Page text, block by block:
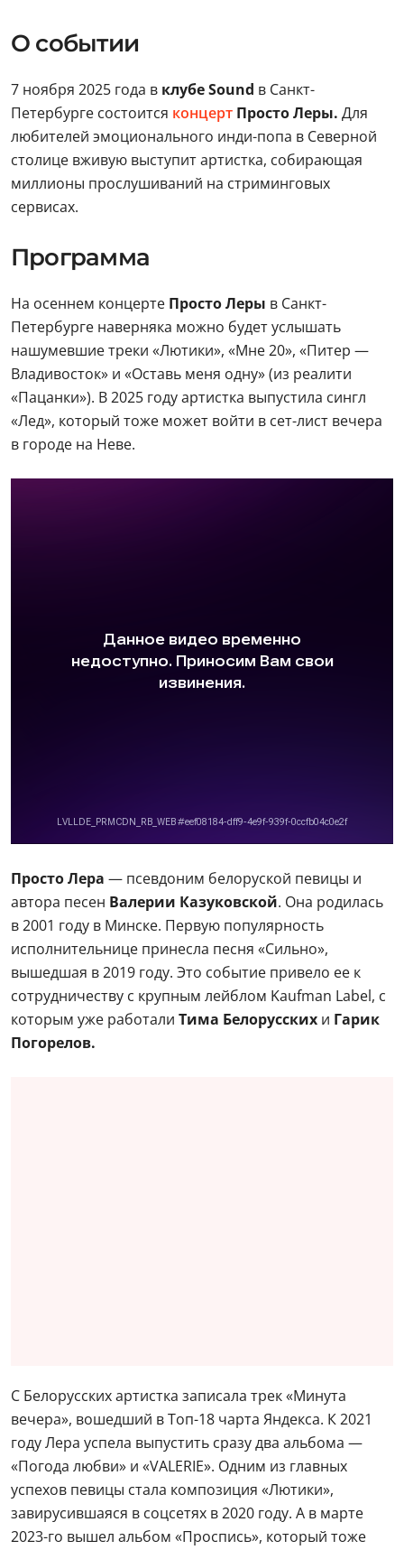
О событии
7 ноября 2025 года в клубе Sound в Санкт-
Петербурге состоится концерт Просто Леры. Для
любителей эмоционального инди-попа в Северной
столице вживую выступит артистка, собирающая
миллионы прослушиваний на стриминговых
сервисах.
Программа
На осеннем концерте Просто Леры в Санкт-
Петербурге наверняка можно будет услышать
нашумевшие треки «Лютики», «Мне 20», «Питер —
Владивосток» и «Оставь меня одну» (из реалити
«Пацанки»). В 2025 году артистка выпустила сингл
«Лед», который тоже может войти в сет-лист вечера
в городе на Неве.
Просто Лера — псевдоним белоруской певицы и
автора песен Валерии Казуковской. Она родилась
в 2001 году в Минске. Первую популярность
исполнительнице принесла песня «Сильно»,
вышедшая в 2019 году. Это событие привело ее к
сотрудничеству с крупным лейблом Kaufman Label, с
которым уже работали Тима Белорусских и Гарик
Погорелов.
С Белорусских артистка записала трек «Минута
вечера», вошедший в Топ-18 чарта Яндекса. К 2021
году Лера успела выпустить сразу два альбома —
«Погода любви» и «VALERIE». Одним из главных
успехов певицы стала композиция «Лютики»,
завирусившаяся в соцсетях в 2020 году. А в марте
2023-го вышел альбом «Проспись», который тоже